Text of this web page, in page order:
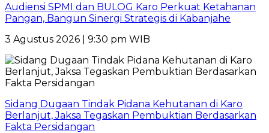
Audiensi SPMI dan BULOG Karo Perkuat Ketahanan
Pangan, Bangun Sinergi Strategis di Kabanjahe
3 Agustus 2026 | 9:30 pm WIB
Sidang Dugaan Tindak Pidana Kehutanan di Karo
Berlanjut, Jaksa Tegaskan Pembuktian Berdasarkan
Fakta Persidangan